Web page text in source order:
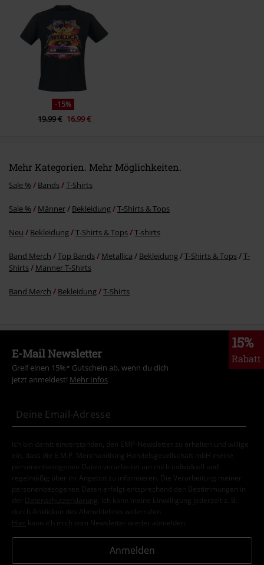
Kommentar jetzt abschicken!
-15%
19,99 € 16,99 €
Mehr Kategorien. Mehr Möglichkeiten.
Sale % Bands T-Shirts
Sale % Männer Bekleidung T-Shirts & Tops
Neu Bekleidung T-Shirts & Tops T-shirts
Band Merch Top Bands Metallica Bekleidung T-Shirts & Tops
T-
Shirts
Männer T-Shirts
Band Merch Bekleidung T-Shirts
15%
Rabatt
E-Mail Newsletter
Greif einen 15%* Gutschein ab, wenn du dich
jetzt anmeldest! Mehr Infos
Ich bin damit einverstanden, den EMP-Newsletter zu erhalten und willige
ein, dass die E.M.P. Merchandising Handelsgesellschaft mbH meine
personenbezogenen Daten verarbeitet um mich individuell und
regelmäßig über ihr Angebot zu informieren. Die Verarbeitung meiner
personenbezogenen Daten erfolgt entsprechend den Bestimmungen in
der
Datenschutzerklärung
. Ich kann meine Einwilligung jederzeit z. B.
durch Anklicken des Abmeldelinks widerrufen.
Hier kann ich mich vom Newsletter wieder abmelden.
Anmelden